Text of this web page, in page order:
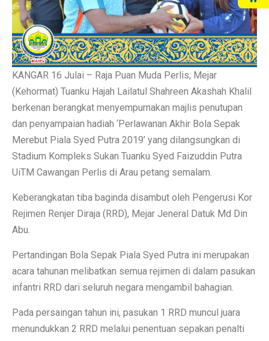
KANGAR 16 Julai – Raja Puan Muda Perlis, Mejar
(Kehormat) Tuanku Hajah Lailatul Shahreen Akashah Khalil
berkenan berangkat menyempurnakan majlis penutupan
dan penyampaian hadiah ‘Perlawanan Akhir Bola Sepak
Merebut Piala Syed Putra 2019’ yang dilangsungkan di
Stadium Kompleks Sukan Tuanku Syed Faizuddin Putra
UiTM Cawangan Perlis di Arau petang semalam.
Keberangkatan tiba baginda disambut oleh Pengerusi Kor
Rejimen Renjer Diraja (RRD), Mejar Jeneral Datuk Md Din
Abu.
Pertandingan Bola Sepak Piala Syed Putra ini merupakan
acara tahunan melibatkan semua rejimen di dalam pasukan
infantri RRD dari seluruh negara mengambil bahagian.
Pada persaingan tahun ini, pasukan 1 RRD muncul juara
menundukkan 2 RRD melalui penentuan sepakan penalti